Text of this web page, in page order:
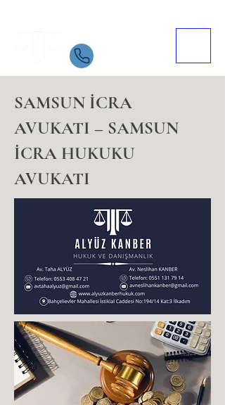
05534084721
SAMSUN İCRA
AVUKATI – SAMSUN
İCRA HUKUKU
AVUKATI